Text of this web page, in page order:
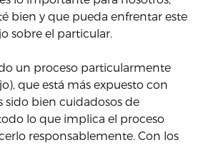
bien y que pueda enfrentar este
sobre el particular.
un proceso particularmente
que está más expuesto con
sido bien cuidadosos de
lo que implica el proceso
responsablemente. Con los